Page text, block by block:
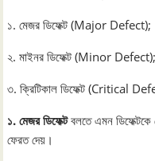
১. মেজর ডিফেক্ট (Major Defect);
২. মাইনর ডিফেক্ট (Minor Defect);
৩. ক্রিটিকাল ডিফেক্ট (Critical
১. মেজর ডিফেক্টবলতে এমন ডিফেক্টকে
ফেরত দেয়।